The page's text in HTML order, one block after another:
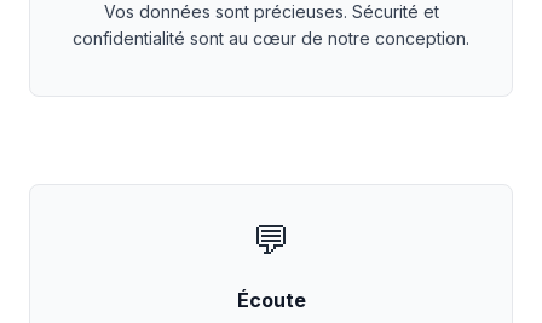
Vos données sont précieuses. Sécurité et
confidentialité sont au cœur de notre conception.
💬
Écoute